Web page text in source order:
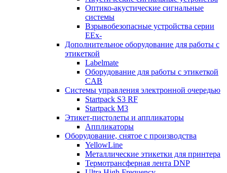
Оптико-акустические сигнальные
системы
Взрывобезопасные устройства серии
EEx-
Дополнительное оборудование для работы с
этикеткой
Labelmate
Оборудование для работы с этикеткой
CAB
Системы управления электронной очередью
Startpack S3 RF
Startpack M3
Этикет-пистолеты и аппликаторы
Аппликаторы
Оборудование, снятое с производства
YellowLine
Металлические этикетки для принтера
Термотрансферная лента DNP